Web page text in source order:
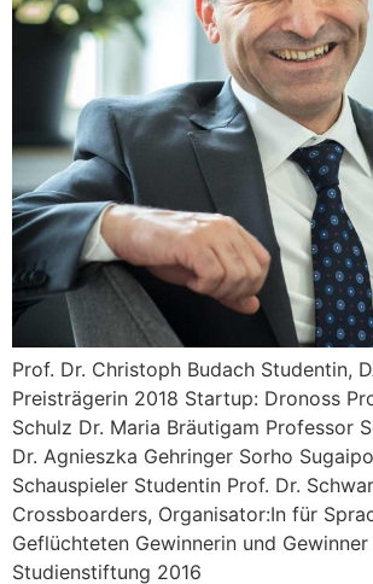
Prof. Dr. Christoph Budach Studentin,
Preisträgerin 2018 Startup: Dronoss
Schulz Dr. Maria Bräutigam Professor
Dr. Agnieszka Gehringer Sorho
Schauspieler Studentin Prof. Dr.
Crossboarders, Organisator:In für
Geflüchteten Gewinnerin und
Studienstiftung 2016